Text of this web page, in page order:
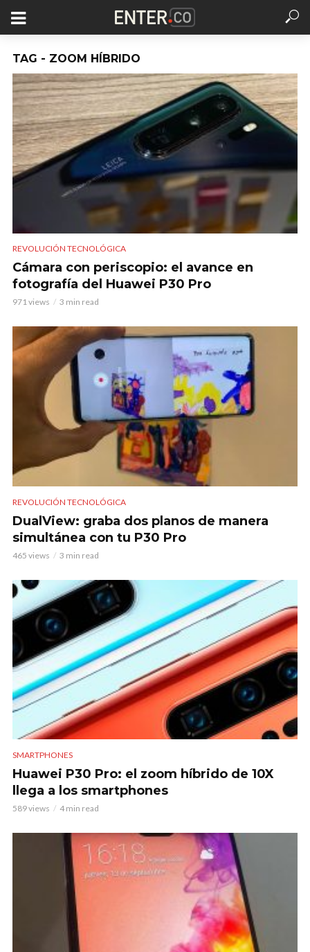
TAG - ZOOM HÍBRIDO
REVOLUCIÓN TECNOLÓGICA
Cámara con periscopio: el avance en
fotografía del Huawei P30 Pro
971 views 3 min read
REVOLUCIÓN TECNOLÓGICA
DualView: graba dos planos de manera
simultánea con tu P30 Pro
465 views 3 min read
SMARTPHONES
Huawei P30 Pro: el zoom híbrido de 10X
llega a los smartphones
589 views 4 min read